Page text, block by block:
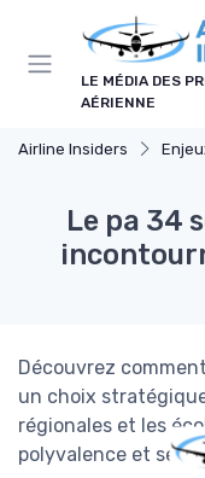
LE MÉDIA DES
AÉRIENNE
Airline Insiders Enjeux
Le pa 34
Découvrez
un choix
régionales et les
polyvalence et ses
Panneau de gestion